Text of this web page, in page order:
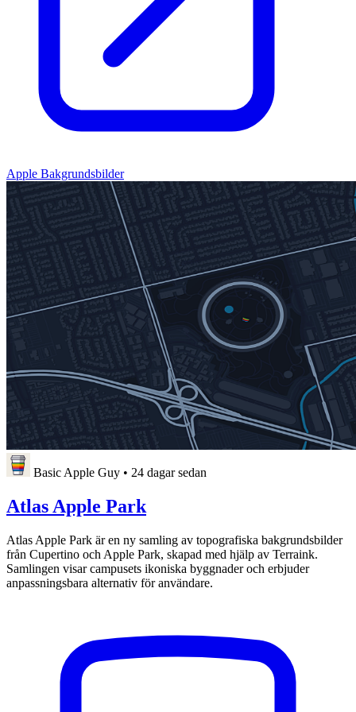
Apple Bakgrundsbilder
Basic Apple Guy • 24 dagar sedan
Atlas Apple Park
Atlas Apple Park är en ny samling av topografiska bakgrundsbilder
från Cupertino och Apple Park, skapad med hjälp av Terraink.
Samlingen visar campusets ikoniska byggnader och erbjuder
anpassningsbara alternativ för användare.